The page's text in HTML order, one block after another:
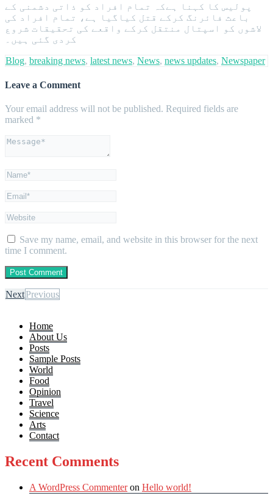
پولیس کا کہنا ہےکہ تمام افراد کو ذاتی دشمنی کے
باعث فائرنگ کرکے قتل کیاگیا ہے، تمام افراد کی
لاشوں کو اسپتال منتقل کرکے واقعے کی تحقیقات شروع
کردی گئی ہیں۔
Blog, breaking news, latest news, News, news updates, Newspaper
Leave a Comment
Your email address will not be published. Required fields are
marked *
Save my name, email, and website in this browser for the next
time I comment.
NextPrevious
Home
About Us
Posts
Sample Posts
World
Food
Opinion
Travel
Science
Arts
Contact
Recent Comments
A WordPress Commenteron Hello world!